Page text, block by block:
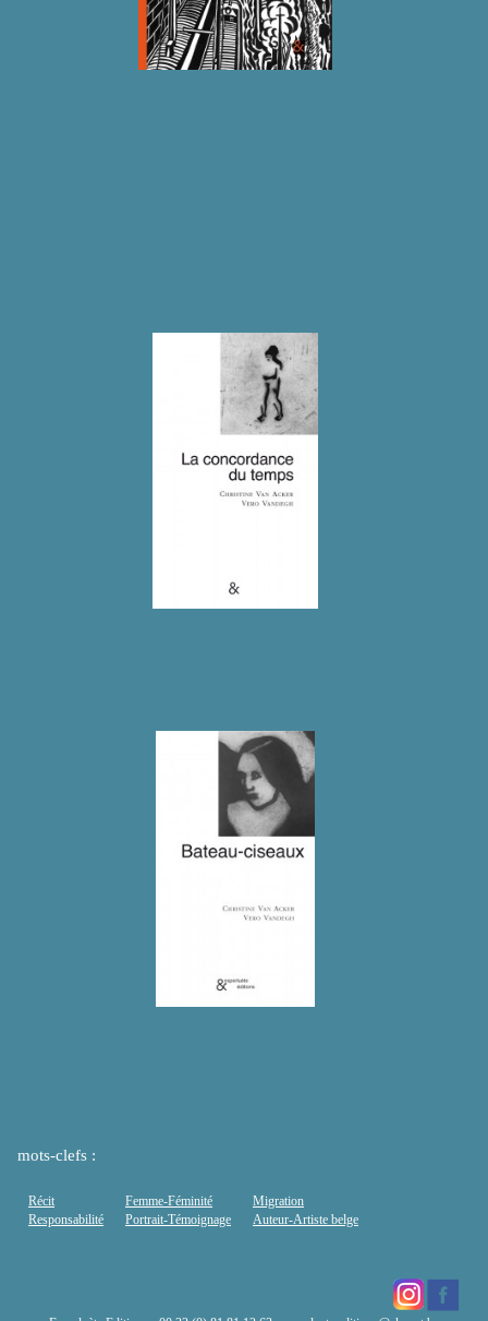
mots-clefs :
Récit
Responsabilité
Femme-Féminité
Portrait-Témoignage
Migration
Auteur-Artiste belge